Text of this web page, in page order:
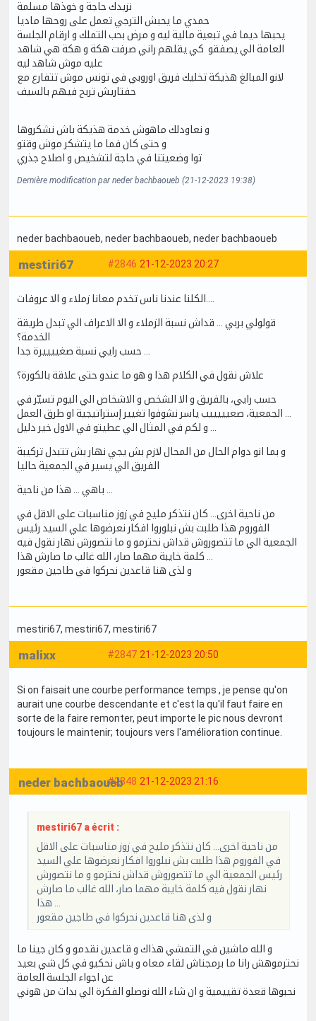
نزيدك حاجة و خوذها مسلمة
حمدي ما يحبش الترجي تعمل على روحها ماديا
يحبها ديما في تبعية مالية ليه و مرض بحب التملك و ارقام الجلسة
العامة الي يصفقو كي يقلهم راني صرفت هكة و هكة هي شاهد
عليه موش شاهد ليه
لانو المبالغ هذيكة تخليك فريق اوروبي في تونس موش تتفارع مع
حفتاريش تربح فيهم بالسيف
و نعاودلك ماهوش خدمة هذيكة باش نشكروها
و حتى كان فما ما يتشكر موش وقتو
توا وضعيتنا في حاجة لتشخيص و اصلاح جذري
Dernière modification par neder bachbaoueb (21-12-2023 19:38)
neder bachbaoueb, neder bachbaoueb, neder bachbaoueb
#2846 21-12-2023 20:27
mestiri67
الكلنا عندنا ناس تخدم معانا زملاء و الا عروفات….
قولولي بربي … قداش نسبة الزملاء و الا الاعراف الي تبدل طريقة
الخدمة؟
حسب رايي نسبة صغييييرة جدا …
علاش نقول في الكلام هذا و هو ما عندو حتى علاقة بالكورة؟
حسب رايي، بالفريق و الا الشخص و الاشخاص الي اليوم تسيّر في
الجمعية، صعيييييب ياسر نشوفوا تغيير إستراتيجية او طرق العمل …
و لكم في المثال الي عطيتو في الاول خير دليل …
و بما انو دوام الحال من المحال لازم بش يجي نهار بش تتبدل تركيبة
الفريق الي يسير في الجمعية حاليا
باهي … هذا من ناحية …
من ناحية اخرى… كان نتذكر مليح في زوز مناسبات على الاقل في
الفوروم هذا طلبت بش نبلوروا افكار نعرضوها علي السيد رئيس
الجمعية الي ما تتصوروش قداش نحترمو و ما نتصورش نهار نقول فيه
كلمة خايبة مهما صار، الله غالب ما صارش هذا …
و لذى هنا قاعدين نحركوا في طاجين مقعور
mestiri67, mestiri67, mestiri67
#2847 21-12-2023 20:50
malixx
Si on faisait une courbe performance temps , je pense qu'on
aurait une courbe descendante et c'est la qu'il faut faire en
sorte de la faire remonter, peut importe le pic nous devront
toujours le maintenir; toujours vers l'amélioration continue.
#2848 21-12-2023 21:16
neder bachbaoueb
mestiri67 a écrit :
من ناحية اخرى… كان نتذكر مليح في زوز مناسبات على الاقل
في الفوروم هذا طلبت بش نبلوروا افكار نعرضوها علي السيد
رئيس الجمعية الي ما تتصوروش قداش نحترمو و ما نتصورش
نهار نقول فيه كلمة خايبة مهما صار، الله غالب ما صارش
و لذى هنا قاعدين نحركوا في طاجين مقعور
و الله ماشين في التمشي هذاك و قاعدين نقدمو و كان جينا ما
نحترموهش رانا ما برمجناش لقاء معاه و باش نحكيو في كل شي بعيد
عن اجواء الجلسة العامة
نحبوها قعدة تقييمية و ان شاء الله نوصلو الفكرة الي بدات من هوني